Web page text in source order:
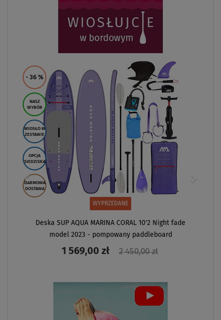
- 36 %
NASZ
WYBÓR
WIOSŁO W
ZESTAWIE
OPCJA
SIEDZISKA
DARMOWA
DOSTAWA
WYPRZEDANE
Deska SUP AQUA MARINA CORAL 10'2 Night fade
model 2023 - pompowany paddleboard
1 569,00 zł 2 450,00 zł